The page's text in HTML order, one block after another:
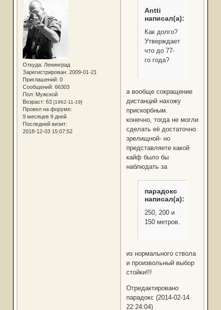
Откуда: Ленинград
Зарегистрирован: 2009-01-21
Приглашений: 0
Сообщений: 66303
Пол: Мужской
Возраст: 63 [1962-11-19]
Провел на форуме:
9 месяцев 9 дней
Последний визит:
2018-12-03 15:07:52
Antti
написал(а):
Как долго?
Утверждаете,
что до 77-
го года?
а вообще сокращение
дистанций нахожу
прискорбным.
конечно, тогда не могли
сделать её достаточно
зрелищной- но
представляете какой
кайф было бы
наблюдать за
парадокс
написал(а):
250, 200 и
150 метров.
из нормального ствола
и произвольный выбор
стойки!!!
Отредактировано
парадокс (2014-02-14
22:24:04)